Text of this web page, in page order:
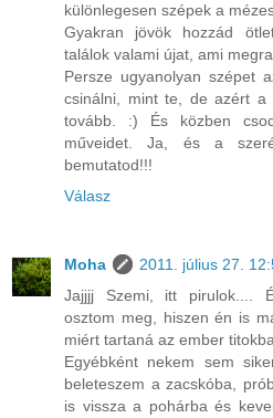
különlegesen szépek a
Gyakran jövök hozzád
találok valami újat, ami
Persze ugyanolyan szépet
csinálni, mint te, de azért a
tovább. :) És közben
műveidet. Ja, és a
bemutatod!!!
Válasz
Moha
2011. július 27.
Jajjjj Szemi, itt pirulok....
osztom meg, hiszen én is
miért tartaná az ember
Egyébként nekem sem
beleteszem a zacskóba,
is vissza a pohárba és